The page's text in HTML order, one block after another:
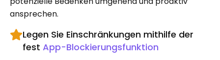
ansprechen.
Legen Sie Einschränkungen mithilfe der
fest App-Blockierungsfunktion